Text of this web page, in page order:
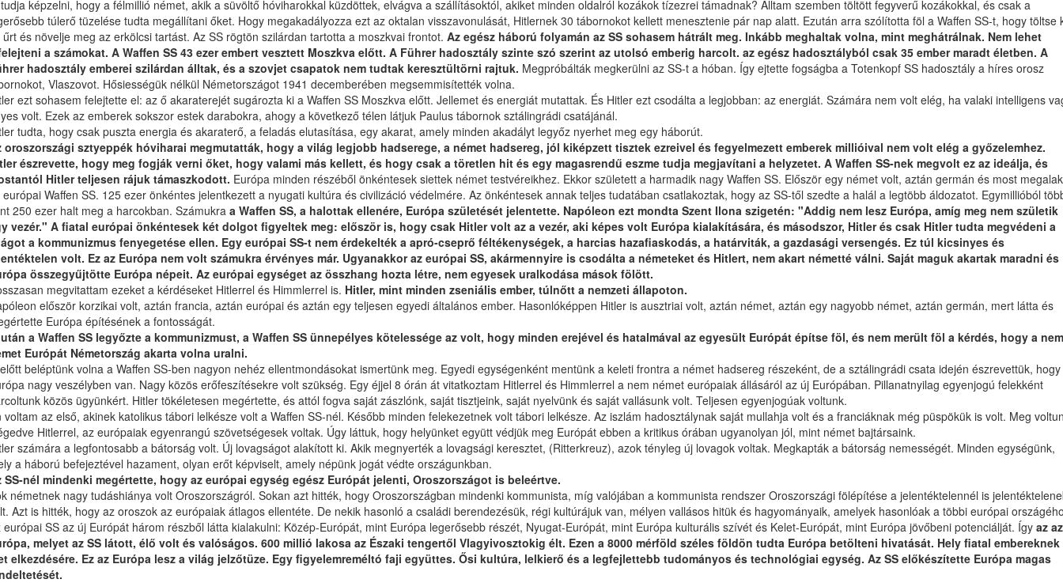
képzelni, hogy a félmillió német, akik a süvöltő hóviharokkal küzdöttek, elvágva a szállításoktól, akiket minden oldalról kozákok tízezrei támadnak? Álltam szemben töltött fegyverű kozákokkal, és csak a
túlerő tüzelése tudta megállítani őket. Hogy megakadályozza ezt az oktalan visszavonulását, Hitlernek 30 tábornokot kellett menesztenie pár nap alatt. Ezután arra szólította föl a Waffen SS-t, hogy töltse
űrt és növelje meg az erkölcsi tartást. Az SS rögtön szilárdan tartotta a moszkvai frontot. Az egész háború folyamán az SS sohasem hátrált meg. Inkább meghaltak volna, mint meghátrálnak. Nem lehet
a számokat. A Waffen SS 43 ezer embert vesztett Moszkva előtt. A Führer hadosztály szinte szó szerint az utolsó emberig harcolt. az egész hadosztályból csak 35 ember maradt életben. A
hadosztály emberei szilárdan álltak, és a szovjet csapatok nem tudtak keresztültörni rajtuk. Megpróbálták megkerülni az SS-t a hóban. Így ejtette fogságba a Totenkopf SS hadosztály a híres orosz
Vlaszovot. Hősiességük nélkül Németországot 1941 decemberében megsemmisítették volna.
ezt sohasem felejtette el: az ő akaraterejét sugározta ki a Waffen SS Moszkva előtt. Jellemet és energiát mutattak. És Hitler ezt csodálta a legjobban: az energiát. Számára nem volt elég, ha valaki intelligens
volt. Ezek az emberek sokszor estek darabokra, ahogy a következő télen látjuk Paulus tábornok sztálingrádi csatájánál.
tudta, hogy csak puszta energia és akaraterő, a feladás elutasítása, egy akarat, amely minden akadályt legyőz nyerhet meg egy háborút.
oroszországi sztyeppék hóviharai megmutatták, hogy a világ legjobb hadserege, a német hadsereg, jól kiképzett tisztek ezreivel és fegyelmezett emberek millióival nem volt elég a győzelemhez.
észrevette, hogy meg fogják verni őket, hogy valami más kellett, és hogy csak a töretlen hit és egy magasrendű eszme tudja megjavítani a helyzetet. A Waffen SS-nek megvolt ez az ideálja, és
Hitler teljesen rájuk támaszkodott. Európa minden részéből önkéntesek siettek német testvéreikhez. Ekkor született a harmadik nagy Waffen SS. Először egy német volt, aztán germán és most
európai Waffen SS. 125 ezer önkéntes jelentkezett a nyugati kultúra és civilizáció védelmére. Az önkéntesek annak teljes tudatában csatlakoztak, hogy az SS-től szedte a halál a legtöbb áldozatot. Egymillióból
250 ezer halt meg a harcokban. Számukra a Waffen SS, a halottak ellenére, Európa születését jelentette. Napóleon ezt mondta Szent Ilona szigetén: "Addig nem lesz Európa, amíg meg nem születik
vezér." A fiatal európai önkéntesek két dolgot figyeltek meg: először is, hogy csak Hitler volt az a vezér, aki képes volt Európa kialakítására, és másodszor, Hitler és csak Hitler tudta megvédeni a
a kommunizmus fenyegetése ellen. Egy európai SS-t nem érdekelték a apró-cseprő féltékenységek, a harcias hazafiaskodás, a határviták, a gazdasági versengés. Ez túl kicsinyes és
volt. Ez az Európa nem volt számukra érvényes már. Ugyanakkor az európai SS, akármennyire is csodálta a németeket és Hitlert, nem akart németté válni. Saját maguk akartak maradni és
összegyűjtötte Európa népeit. Az európai egységet az összhang hozta létre, nem egyesek uralkodása mások fölött.
megvitattam ezeket a kérdéseket Hitlerrel és Himmlerrel is. Hitler, mint minden zseniális ember, túlnőtt a nemzeti állapoton.
először korzikai volt, aztán francia, aztán európai és aztán egy teljesen egyedi általános ember. Hasonlóképpen Hitler is ausztriai volt, aztán német, aztán egy nagyobb német, aztán germán, mert látta és
Európa építésének a fontosságát.
a Waffen SS legyőzte a kommunizmust, a Waffen SS ünnepélyes kötelessége az volt, hogy minden erejével és hatalmával az egyesült Európát építse föl, és nem merült föl a kérdés, hogy a nem
Európát Németország akarta volna uralni.
beléptünk volna a Waffen SS-ben nagyon nehéz ellentmondásokat ismertünk meg. Egyedi egységenként mentünk a keleti frontra a német hadsereg részeként, de a sztálingrádi csata idején észrevettük, hogy
nagy veszélyben van. Nagy közös erőfeszítésekre volt szükség. Egy éjjel 8 órán át vitatkoztam Hitlerrel és Himmlerrel a nem német európaiak állásáról az új Európában. Pillanatnyilag egyenjogú felekként
közös ügyünkért. Hitler tökéletesen megértette, és attól fogva saját zászlónk, saját tisztjeink, saját nyelvünk és saját vallásunk volt. Teljesen egyenjogúak voltunk.
voltam az első, akinek katolikus tábori lelkésze volt a Waffen SS-nél. Később minden felekezetnek volt tábori lelkésze. Az iszlám hadosztálynak saját mullahja volt és a franciáknak még püspökük is volt. Meg
Hitlerrel, az európaiak egyenrangú szövetségesek voltak. Úgy láttuk, hogy helyünket együtt védjük meg Európát ebben a kritikus órában ugyanolyan jól, mint német bajtársaink.
számára a legfontosabb a bátorság volt. Új lovagságot alakított ki. Akik megnyerték a lovagsági keresztet, (Ritterkreuz), azok tényleg új lovagok voltak. Megkapták a bátorság nemességét. Minden egységünk,
a háború befejeztével hazament, olyan erőt képviselt, amely népünk jogát védte országunkban.
SS-nél mindenki megértette, hogy az európai egység egész Európát jelenti, Oroszországot is beleértve.
németnek nagy tudáshiánya volt Oroszországról. Sokan azt hitték, hogy Oroszországban mindenki kommunista, míg valójában a kommunista rendszer Oroszországi fölépítése a jelentéktelennél is
Azt is hitték, hogy az oroszok az európaiak átlagos ellentéte. De nekik hasonló a családi berendezésük, régi kultúrájuk van, mélyen vallásos hitük és hagyományaik, amelyek hasonlóak a többi európai
európai SS az új Európát három részből látta kialakulni: Közép-Európát, mint Európa legerősebb részét, Nyugat-Európát, mint Európa kulturális szívét és Kelet-Európát, mint Európa jövőbeni potenciálját. Így az az
melyet az SS látott, élő volt és valóságos. 600 millió lakosa az Északi tengertől Vlagyivosztokig élt. Ezen a 8000 mérföld széles földön tudta Európa betölteni hivatását. Hely fiatal
elkezdésére. Ez az Európa lesz a világ jelzőtüze. Egy figyelemreméltó faji együttes. Ősi kultúra, lelkierő és a legfejlettebb tudományos és technológiai egység. Az SS előkészítette Európa magas